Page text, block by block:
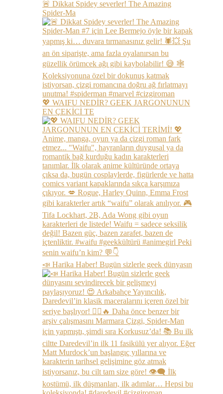
🚨 Dikkat Spidey severler! The Amazing
Spider-Ma
💖 WAIFU NEDİR? GEEK JARGONUNUN
EN ÇEKİCİ TE
📣 Harika Haber! Bugün sizlerle geek dünyasın